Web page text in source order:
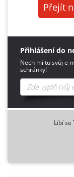
Přejít
Přihlášení do
Nech mi tu svůj e-
schránky!
Líbí se